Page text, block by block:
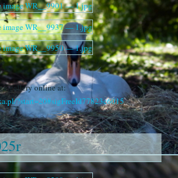
gallery online at:
?start=20#sigFreeId77823c6015